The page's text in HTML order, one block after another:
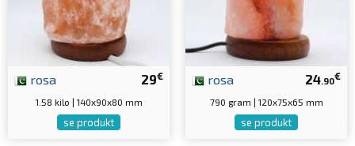
29€
rosa
1.58 kilo | 140x90x80 mm
se produkt
24.90€
rosa
790 gram | 120x75x65 mm
se produkt